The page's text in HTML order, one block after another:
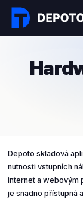
Depoto skladová
nutnosti vstupních
internet a webovým
je snadno přístupná